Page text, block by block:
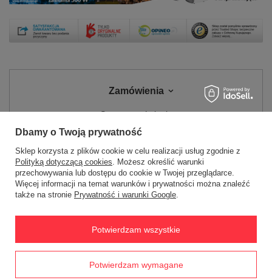
Zamówienia
Status zamówienia
Śledzenie przesyłki
Chcę zareklamować produkt
Chcę zwrócić produkt
Chcę wymienić towar
Kontakt
Dbamy o Twoją prywatność
Sklep korzysta z plików cookie w celu realizacji usług zgodnie z
Polityką dotyczącą cookies. Możesz określić warunki
przechowywania lub dostępu do cookie w Twojej przeglądarce.
Więcej informacji na temat warunków i prywatności można znaleźć
także na stronie Prywatność i warunki Google.
Potwierdzam wymagane
Potwierdzam wszystkie